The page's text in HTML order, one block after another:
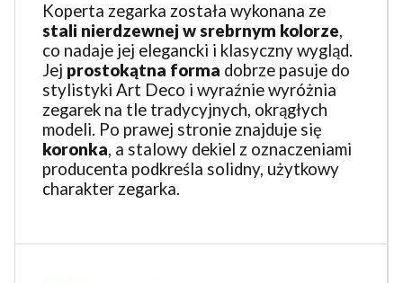
Koperta zegarka została wykonana ze
stali nierdzewnej w srebrnym kolorze,
co nadaje jej elegancki i klasyczny wygląd.
Jej prostokątna forma dobrze pasuje do
stylistyki Art Deco i wyraźnie wyróżnia
zegarek na tle tradycyjnych, okrągłych
modeli. Po prawej stronie znajduje się
koronka, a stalowy dekiel z oznaczeniami
producenta podkreśla solidny, użytkowy
charakter zegarka.